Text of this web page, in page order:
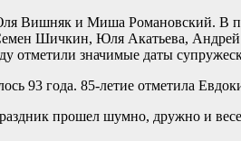
Вишняк и Миша Романовский. В
Шичкин, Юля Акатьева,
отметили значимые даты
93 года. 85-летие отметила
прошел шумно, дружно и